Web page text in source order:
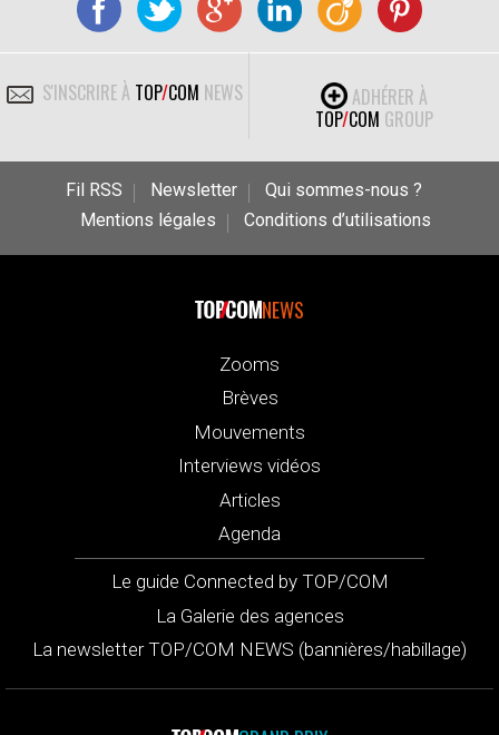
S'INSCRIRE À TOP/COM NEWS
ADHÉRER À
TOP/COM GROUP
Fil RSS Newsletter
Qui sommes-nous ?
Mentions légales
Conditions d’utilisations
NEWS
Zooms
Brèves
Mouvements
Interviews vidéos
Articles
Agenda
Le guide Connected by TOP/COM
La Galerie des agences
La newsletter TOP/COM NEWS (bannières/habillage)